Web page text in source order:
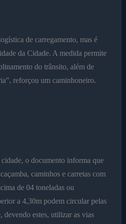
de carregamento, mas é
da Cidade. A medida permite
do trânsito, além de
reforçou um caminhoneiro.
o documento informa que
caminhos e carretas com
de 04 toneladas ou
a 4,30m podem circular pelas
devendo estes, utilizar as vias